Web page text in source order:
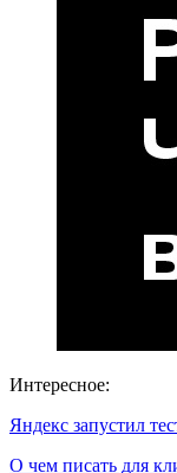
Интересное:
Яндекс запустил
О чем писать для